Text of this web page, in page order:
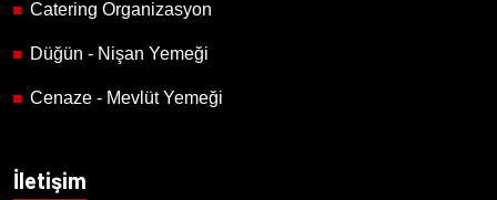
Catering Organizasyon
Düğün - Nişan Yemeği
Cenaze - Mevlüt Yemeği
İletişim